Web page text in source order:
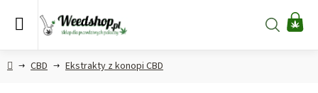
Szukaj
HomeCBD Ekstrakty z konopi CBD